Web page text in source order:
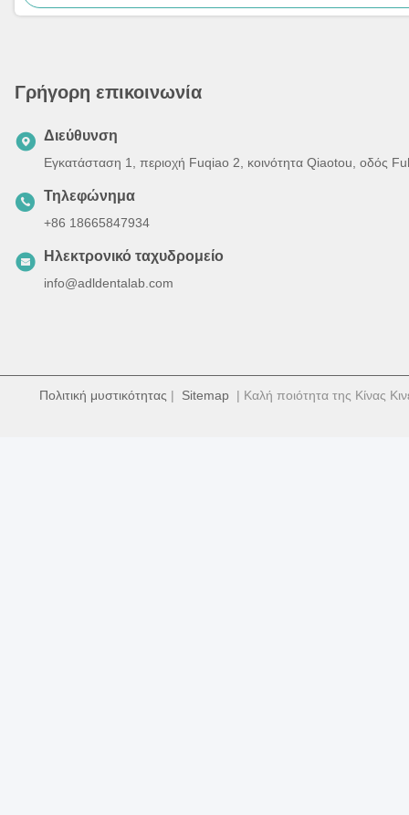
Γρήγορη επικοινωνία
Διεύθυνση
Εγκατάσταση 1, περιοχή Fuqiao 2, κοινότητα Qiaotou, οδός
Τηλεφώνημα
+86 18665847934
Ηλεκτρονικό ταχυδρομείο
info@adldentalab.com
Πολιτική μυστικότητας | Sitemap | Καλή ποιότητα της Κίνας